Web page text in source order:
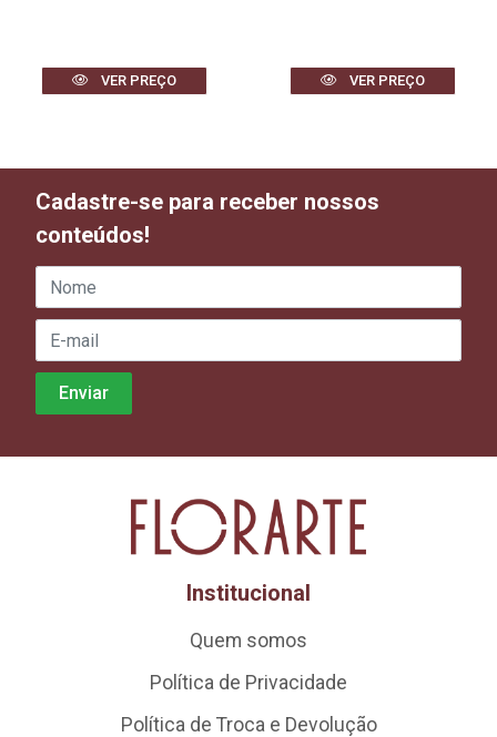
VER PREÇO VER PREÇO
Cadastre-se para receber nossos
conteúdos!
Institucional
Quem somos
Política de Privacidade
Política de Troca e Devolução